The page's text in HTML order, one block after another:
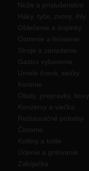
Nože a príslušenstvo
Háky, tyče, zvony, ihly
Oblečenie a doplnky
Ostrenie a brúsenie
Stroje a zariadenia
Gastro vybavenie
Umelé črevá, sieťky
Korenie
Obaly, prepravky, boxy
Konzervy a viečka
Reštauračné potreby
Čistenie
Kotliny a kotle
Údenie a grilovanie
Zabíjačka